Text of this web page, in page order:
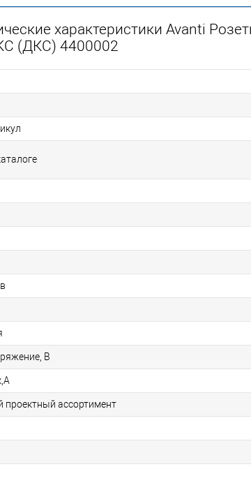
характеристики Avanti
(ДКС) 4400002
В
проектный ассортимент